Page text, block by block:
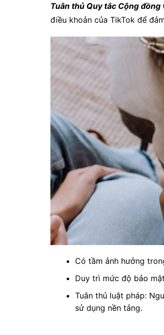
Tuân thủ Quy tắc Cộng
điều khoản của TikTok để
Có tầm ảnh hưởng
Duy trì mức độ bảo
Tuân thủ luật pháp:
sử dụng nền tảng.